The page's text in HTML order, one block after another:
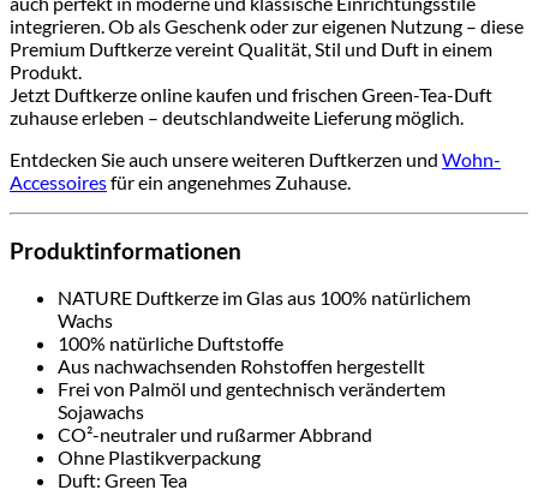
integrieren. Ob als Geschenk oder zur eigenen Nutzung – diese
Premium Duftkerze vereint Qualität, Stil und Duft in einem
Produkt.
Jetzt Duftkerze online kaufen und frischen Green-Tea-Duft
zuhause erleben – deutschlandweite Lieferung möglich.
Entdecken Sie auch unsere weiteren Duftkerzen und Wohn-
Accessoiresfür ein angenehmes Zuhause.
Produktinformationen
NATURE Duftkerze im Glas aus 100% natürlichem
Wachs
100% natürliche Duftstoffe
Aus nachwachsenden Rohstoffen hergestellt
Frei von Palmöl und gentechnisch verändertem
Sojawachs
CO²-neutraler und rußarmer Abbrand
Ohne Plastikverpackung
Duft: Green Tea